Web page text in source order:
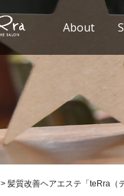
About
> 髪質改善ヘアエステ「teRra（